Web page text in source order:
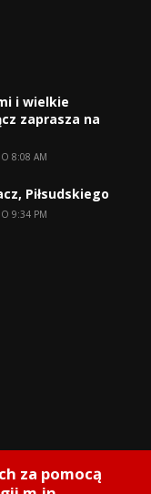
i wielkie
zaprasza na
8:08 AM
Piłsudskiego
9:34 PM
za pomocą